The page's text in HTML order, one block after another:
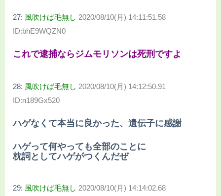
27: 風吹けば毛無し 2020/08/10(月) 14:11:51.58
ID:bhE9WQZN0
これで逮捕ならジムモリソンは死刑ですよ
28: 風吹けば毛無し 2020/08/10(月) 14:12:50.91
ID:n189Gx520
ハゲなくて本当に良かった、遺伝子に感謝
ハゲって何やっても全部のことに
枕詞としてハゲがつくんだぜ
29: 風吹けば毛無し 2020/08/10(月) 14:14:02.68